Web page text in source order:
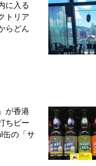
に入る
トリア
らどん
が香港
ちビー
缶の「サ